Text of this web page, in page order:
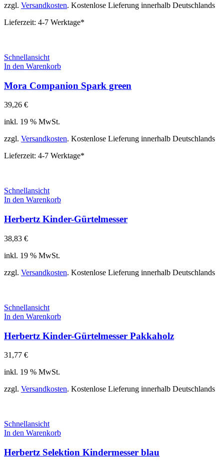
zzgl. Versandkosten. Kostenlose Lieferung innerhalb Deutschlands
Lieferzeit: 4-7 Werktage*
Schnellansicht
In den Warenkorb
Mora Companion Spark green
39,26 €
inkl. 19 % MwSt.
zzgl. Versandkosten. Kostenlose Lieferung innerhalb Deutschlands
Lieferzeit: 4-7 Werktage*
Schnellansicht
In den Warenkorb
Herbertz Kinder-Gürtelmesser
38,83 €
inkl. 19 % MwSt.
zzgl. Versandkosten. Kostenlose Lieferung innerhalb Deutschlands
Schnellansicht
In den Warenkorb
Herbertz Kinder-Gürtelmesser Pakkaholz
31,77 €
inkl. 19 % MwSt.
zzgl. Versandkosten. Kostenlose Lieferung innerhalb Deutschlands
Schnellansicht
In den Warenkorb
Herbertz Selektion Kindermesser blau